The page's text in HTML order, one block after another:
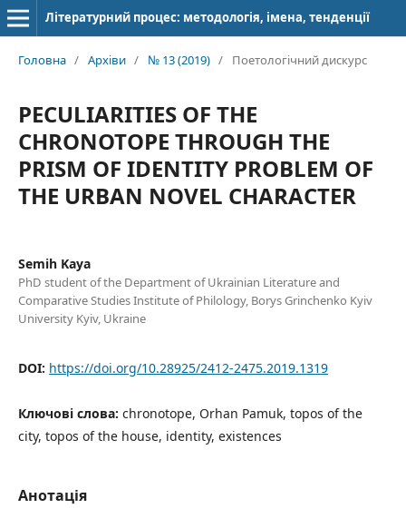
Літературний процес: методологія, імена, тенденції
Головна / Архіви / № 13 (2019) / Поетологічний дискурс
PECULIARITIES OF THE
CHRONOTOPE THROUGH THE
PRISM OF IDENTITY PROBLEM OF
THE URBAN NOVEL CHARACTER
Semih Kaya
PhD student of the Department of Ukrainian Literature and
Comparative Studies Institute of Philology, Borys Grinchenko Kyiv
University Kyiv, Ukraine
DOI: https://doi.org/10.28925/2412-2475.2019.1319
Ключові слова: chronotope, Orhan Pamuk, topos of the
city, topos of the house, identity, existences
Анотація